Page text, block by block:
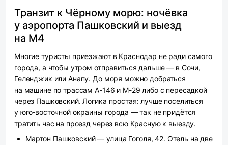
Транзит к Чёрному морю: ночёвка
у аэропорта Пашковский и выезд
на М4
Многие туристы приезжают в Краснодар не ради самого
города, а чтобы утром отправиться дальше — в Сочи,
Геленджик или Анапу. До моря можно добраться
на машине по трассам А-146 и М-29 либо с пересадкой
через Пашковский. Логика простая: лучше поселиться
у юго‑восточной окраины города — так не придётся
тратить час на проезд через всю Красную к выезду.
Мартон Пашковский— улица Гоголя, 42. Отель на две